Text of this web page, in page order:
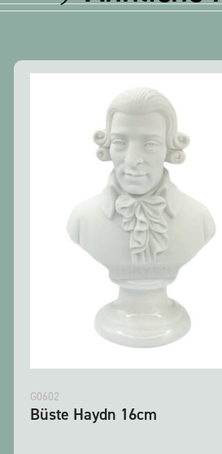
G0602
Büste Haydn 16cm